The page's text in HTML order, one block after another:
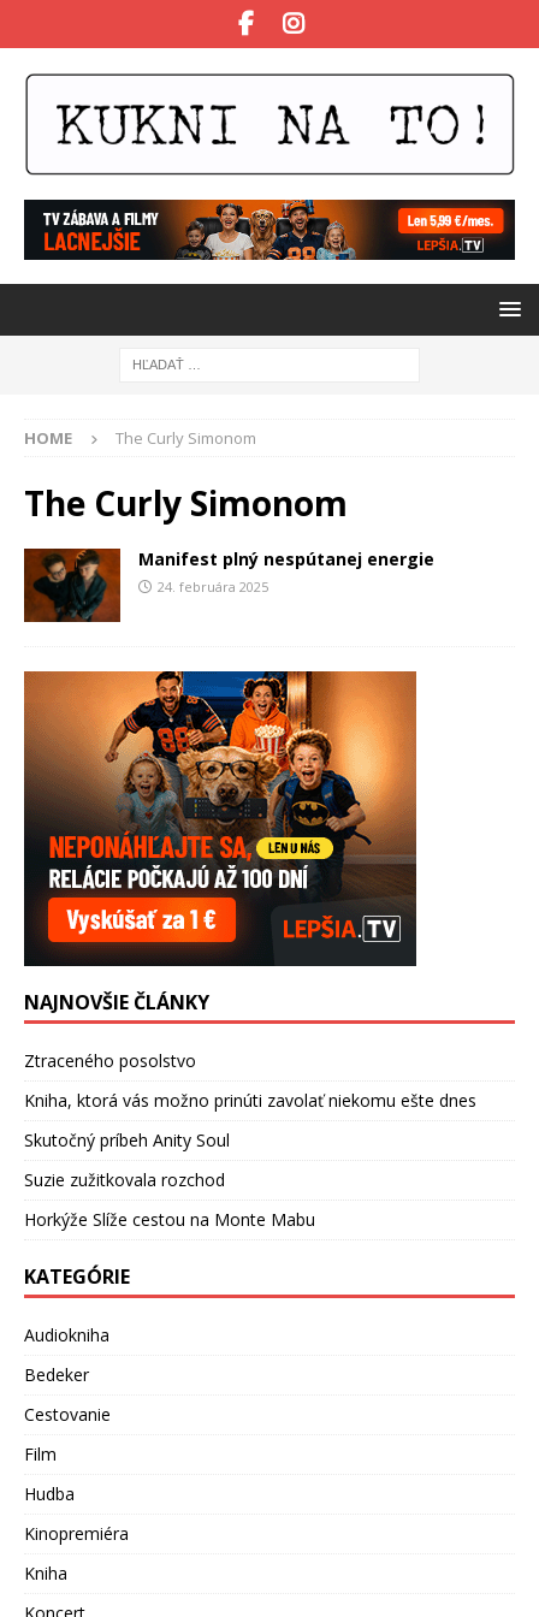
HOME The Curly Simonom
The Curly Simonom
Manifest plný nespútanej energie
24. februára 2025
NAJNOVŠIE ČLÁNKY
Ztraceného posolstvo
Kniha, ktorá vás možno prinúti zavolať niekomu ešte dnes
Skutočný príbeh Anity Soul
Suzie zužitkovala rozchod
Horkýže Slíže cestou na Monte Mabu
KATEGÓRIE
Audiokniha
Bedeker
Cestovanie
Film
Hudba
Kinopremiéra
Kniha
Koncert